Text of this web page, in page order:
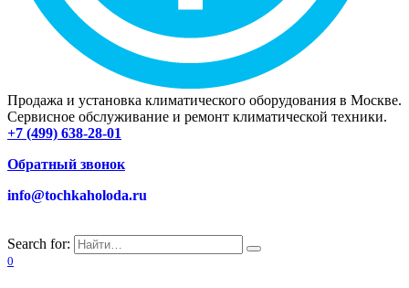
Продажа и установка климатического оборудования в Москве.
Сервисное обслуживание и ремонт климатической техники.
+7 (499) 638-28-01
Обратный звонок
info@tochkaholoda.ru
Search for:
0